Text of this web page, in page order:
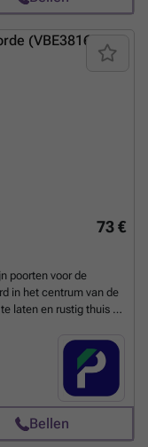
73 €
poorten voor de
in het centrum van de
laten en rustig thuis te
link: ### %20-
Bellen